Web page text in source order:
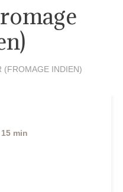
(FROMAGE INDIEN)
1 hr 15 min